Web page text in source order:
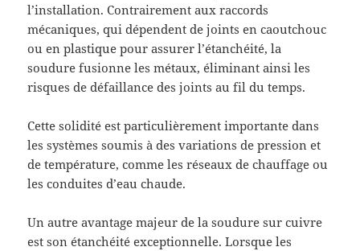
l’installation. Contrairement aux raccords
mécaniques, qui dépendent de joints en caoutchouc
ou en plastique pour assurer l’étanchéité, la
soudure fusionne les métaux, éliminant ainsi les
risques de défaillance des joints au fil du temps.
Cette solidité est particulièrement importante dans
les systèmes soumis à des variations de pression et
de température, comme les réseaux de chauffage ou
les conduites d’eau chaude.
Un autre avantage majeur de la soudure sur cuivre
est son étanchéité exceptionnelle. Lorsque les